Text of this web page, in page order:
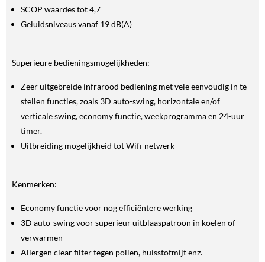
SCOP waardes tot 4,7
Geluidsniveaus vanaf 19 dB(A)
Superieure bedieningsmogelijkheden:
Zeer uitgebreide infrarood bediening met vele eenvoudig in te
stellen functies, zoals 3D auto-swing, horizontale en/of
verticale swing, economy functie, weekprogramma en 24-uur
timer.
Uitbreiding mogelijkheid tot Wifi-netwerk
Kenmerken:
Economy functie voor nog efficiëntere werking
3D auto-swing voor superieur uitblaaspatroon in koelen of
verwarmen
Allergen clear filter tegen pollen, huisstofmijt enz.